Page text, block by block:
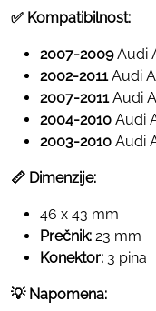
✅ Kompatibilnost:
2007-2009Audi
2002-2011Audi
2007-2011Audi
2004-2010 Audi
2003-2010 Audi
📏 Dimenzije:
46 x 43 mm
Prečnik: 23 mm
Konektor: 3 pina
💡 Napomena: